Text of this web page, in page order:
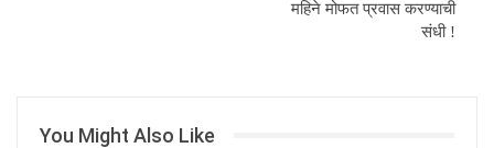
महिने मोफत प्रवास करण्याची
संधी !
You Might Also Like